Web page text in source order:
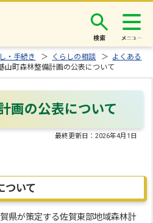
検索
・手続き ＞ くらしの相談 ＞ よくある
山町森林整備計画の公表について
画の公表について
最終更新日：2026年4月1日
ついて
県が策定する佐賀東部地域森林計